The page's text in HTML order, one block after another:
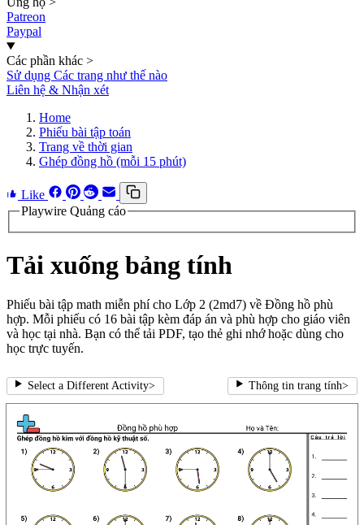
Patreon
Paypal
Các phần khác >
Sử dụng Các trang như thế nào
Liên hệ & Nhận xét
Home
Phiếu bài tập toán
Trang về thời gian
Ghép đồng hồ (mỗi 15 phút)
Like
Playwire Quảng cáo
Tải xuống bảng tính
Phiếu bài tập math miễn phí cho Lớp 2 (2md7) về Đồng hồ phù
hợp. Mỗi phiếu có 16 bài tập kèm đáp án và phù hợp cho giáo viên
và học tại nhà. Bạn có thể tải PDF, tạo thẻ ghi nhớ hoặc dùng cho
học trực tuyến.
Select a Different Activity> Thông tin trang tính>